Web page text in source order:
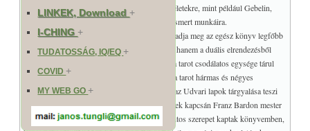
LINKEK, Download+
I-CHING+
TUDATOSSÁG, IQ/EQ+
COVID+
MY WEB GO+
és az ezzel kapcsolatos legjobban elterjedt elméletekre, mint például Gebelin,
Christian, Levi, Papus, Wirth, Wait, Crowley ismert munkáira.
A Nagy arkána belső rendszerének jellemzése adja meg az egész könyv legfőbb
mondanivalóját, mely nem a héber kabbalából, hanem a duális elrendezésből
indul ki. Elsőként a dualitások vizsgálata által a tarot csodálatos egysége tárul
elénk 10 dimenzióban, ami elvezeti az olvasót a tarot hármas és négyes
elrendezéséhez. A tarot négyes elrendezése és az Udvari lapok tárgyalása teszi
teljessé a tarot struktúrájának ismertetését. Ennek kapcsán Franz Bardon mester
mágiával foglalkozó csodálatos művei igen fontos szerepet kaptak könyvemben,